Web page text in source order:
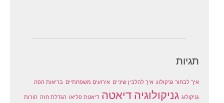
תגיות
איך לבחור גניקולוג איך להלבין שיניים אירועים משפחתיים בריאות הפה
גניקולוג גניקולוגיה דיאטה דיאטת פליאו הגדלת חזה הורות